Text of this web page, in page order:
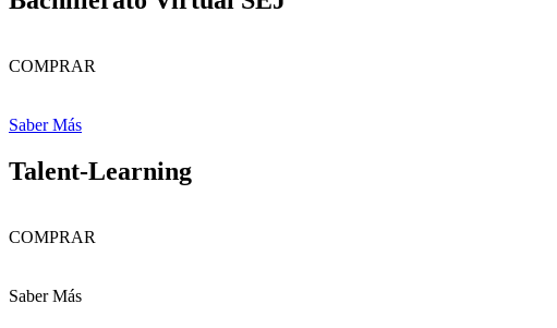
COMPRAR
Saber Más
Talent-Learning
COMPRAR
Saber Más